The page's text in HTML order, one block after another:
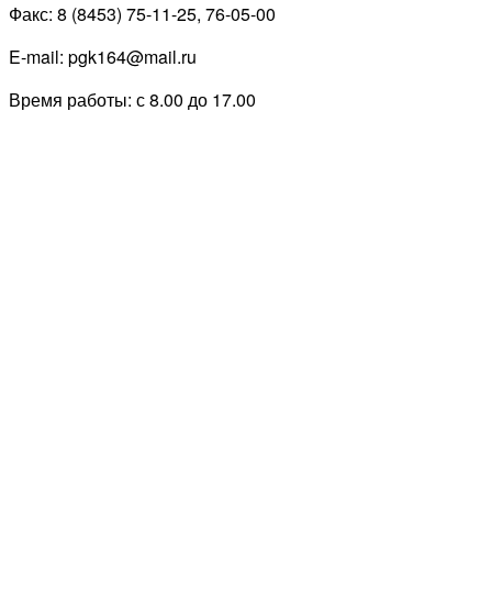
Факс: 8 (8453) 75-11-25, 76-05-00
E-mail: pgk164@mail.ru
Время работы: с 8.00 до 17.00